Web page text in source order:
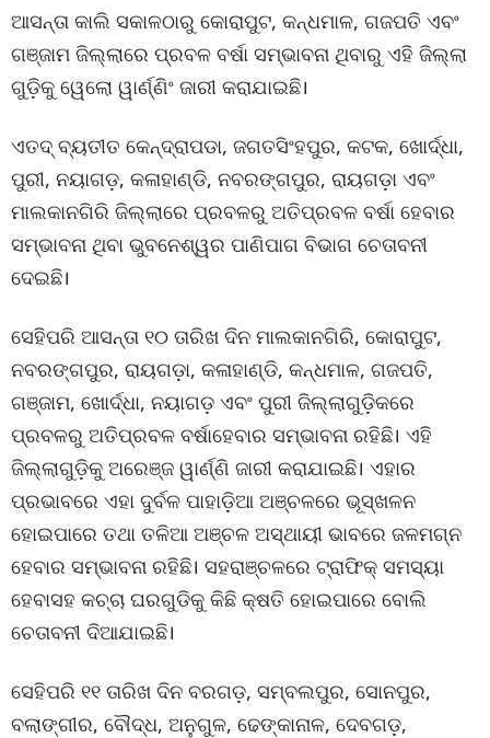
ଆସନ୍ତା କାଲି ସକାଳଠାରୁ କୋରାପୁଟ, କନ୍ଧମାଳ, ଗଜପତି ଏବଂ
ଗଞ୍ଜାମ ଜିଲ୍ଲାରେ ପ୍ରବଳ ବର୍ଷା ସମ୍ଭାବନା ଥିବାରୁ ଏହି ଜିଲ୍ଲା
ଗୁଡ଼ିକୁ ୱେଲୋ ୱାର୍ଣ୍ଣିଂ ଜାରୀ କରାଯାଇଛି।
ଏତଦ୍ ବ୍ୟତୀତ କେନ୍ଦ୍ରାପଡା, ଜଗତସିଂହପୁର, କଟକ, ଖୋର୍ଦ୍ଧା,
ପୁରୀ, ନୟାଗଡ଼, କଳାହାଣ୍ଡି, ନବରଙ୍ଗପୁର, ରାୟଗଡ଼ା ଏବଂ
ମାଲକାନଗିରି ଜିଲ୍ଲାରେ ପ୍ରବଳରୁ ଅତିପ୍ରବଳ ବର୍ଷା ହେବାର
ସମ୍ଭାବନା ଥିବା ଭୁବନେଶ୍ୱର ପାଣିପାଗ ବିଭାଗ ଚେତାବନୀ
ଦେଇଛି।
ସେହିପରି ଆସନ୍ତା ୧୦ ତାରିଖ ଦିନ ମାଲକାନଗିରି, କୋରାପୁଟ,
ନବରଙ୍ଗପୁର, ରାୟଗଡ଼ା, କଳାହାଣ୍ଡି, କନ୍ଧମାଳ, ଗଜପତି,
ଗଞ୍ଜାମ, ଖୋର୍ଦ୍ଧା, ନୟାଗଡ଼ ଏବଂ ପୁରୀ ଜିଲ୍ଲାଗୁଡ଼ିକରେ
ପ୍ରବଳରୁ ଅତିପ୍ରବଳ ବର୍ଷାହେବାର ସମ୍ଭାବନା ରହିଛି। ଏହି
ଜିଲ୍ଲାଗୁଡ଼ିକୁ ଅରେଞ୍ଜ ୱାର୍ଣ୍ଣି ଜାରୀ କରାଯାଇଛି। ଏହାର
ପ୍ରଭାବରେ ଏହା ଦୁର୍ବଳ ପାହାଡ଼ିଆ ଅଞ୍ଚଳରେ ଭୂସ୍ଖଳନ
ହୋଇପାରେ ତଥା ତଳିଆ ଅଞ୍ଚଳ ଅସ୍ଥାୟୀ ଭାବରେ ଜଳମଗ୍ନ
ହେବାର ସମ୍ଭାବନା ରହିଛି। ସହରାଞ୍ଚଳରେ ଟ୍ରାଫିକ୍ ସମସ୍ୟା
ହେବାସହ କଚ୍ଚା ଘରଗୁଡିକୁ କିଛି କ୍ଷତି ହୋଇପାରେ ବୋଲି
ଚେତାବନୀ ଦିଆଯାଇଛି।
ସେହିପରି ୧୧ ତାରିଖ ଦିନ ବରଗଡ଼, ସମ୍ବଲପୁର, ସୋନପୁର,
ବଲାଙ୍ଗୀର, ବୌଦ୍ଧ, ଅନୁଗୁଳ, ଢେଙ୍କାନାଳ, ଦେବଗଡ଼,